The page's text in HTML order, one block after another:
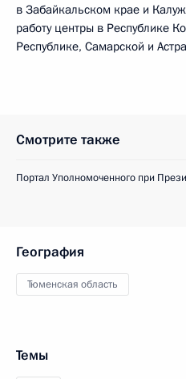
в Забайкальском крае и
работу центры в Республике
Республике, Самарской и
Смотрите также
Портал Уполномоченного при
География
Тюменская область
Темы